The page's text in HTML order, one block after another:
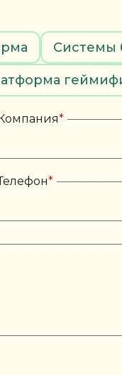
Системы
*
*